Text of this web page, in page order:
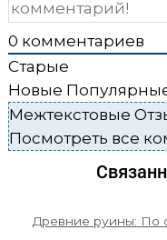
0 комментариев
Старые
Новые
Межтекстовые
Посмотреть все
Древние руины: По